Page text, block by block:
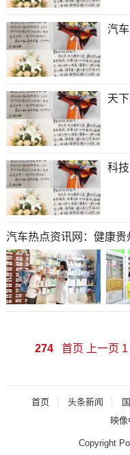
汽
天
科
汽车热点资讯网：健康贵
274 首页 上一页 1
首页 头条新闻
映像
Copyright